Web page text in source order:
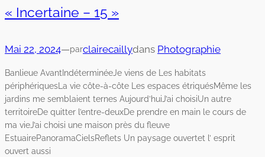
« Incertaine – 15 »
Mai 22, 2024—parclairecaillydans Photographie
Banlieue AvantIndéterminéeJe viens de Les habitats
périphériquesLa vie côte-à-côte Les espaces étriquésMême les
jardins me semblaient ternes Aujourd’huiJ’ai choisiUn autre
territoireDe quitter l’entre-deuxDe prendre en main le cours de
ma vieJ’ai choisi une maison près du fleuve
EstuairePanoramaCielsReflets Un paysage ouvertet l’ esprit
ouvert aussi